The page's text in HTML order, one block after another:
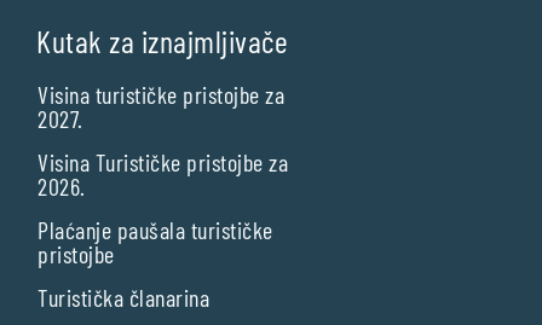
Kutak za iznajmljivače
Visina turističke pristojbe za
2027.
Visina Turističke pristojbe za
2026.
Plaćanje paušala turističke
pristojbe
Turistička članarina